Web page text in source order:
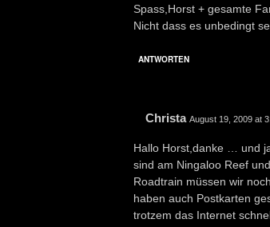
Spass,Horst + gesamte
Nicht dass es unbedingt
ANTWORTEN
Christa August 19, 2009 at
Hallo Horst,danke … und
sind am Ningaloo Reef
Roadtrain müssen wir
haben auch Postkarten
trotzem das Internet